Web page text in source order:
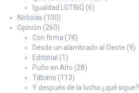
Igualdad LGTBIQ (6)
Noticias (100)
Opinión (260)
Con firma (74)
Desde un alambrado al Oeste (9)
Editorial (1)
Puño en Alto (28)
Tábano (113)
Y después de la lucha ¿qué sigue?